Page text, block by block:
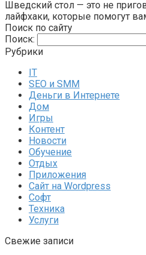
Шведский стол — это не
лайфхаки, которые помогут
Поиск по сайту
Поиск:
Рубрики
IT
SEO и SMM
Деньги в Интернете
Дом
Игры
Контент
Новости
Обучение
Отдых
Приложения
Сайт на Wordpress
Софт
Техника
Услуги
Свежие записи